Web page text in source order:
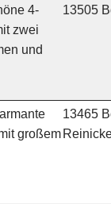
4-
zwei
und
13505
großem
13465